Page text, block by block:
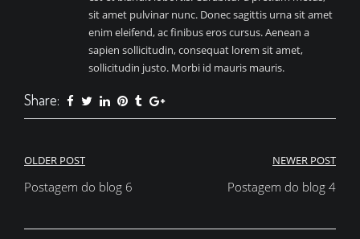
sit amet pulvinar nunc. Donec sagittis urna sit amet
enim eleifend, ac finibus eros cursus. Aenean a
sapien sollicitudin, consequat lorem sit amet,
sollicitudin justo. Morbi id mauris mauris.
Share:
Navegação
de
Post
OLDER POST
Postagem do blog 6
NEWER POST
Postagem do blog 4